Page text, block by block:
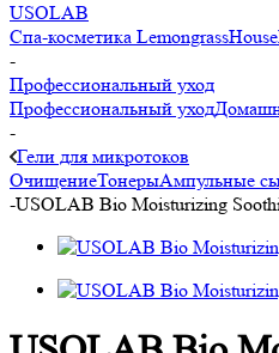
USOLAB
Спа-косметика LemongrassHouse
-
Профессиональный уход
Профессиональный уход
-
Гели для микротоков
ОчищениеТонерыАмпульные
-USOLAB Bio Moisturizing